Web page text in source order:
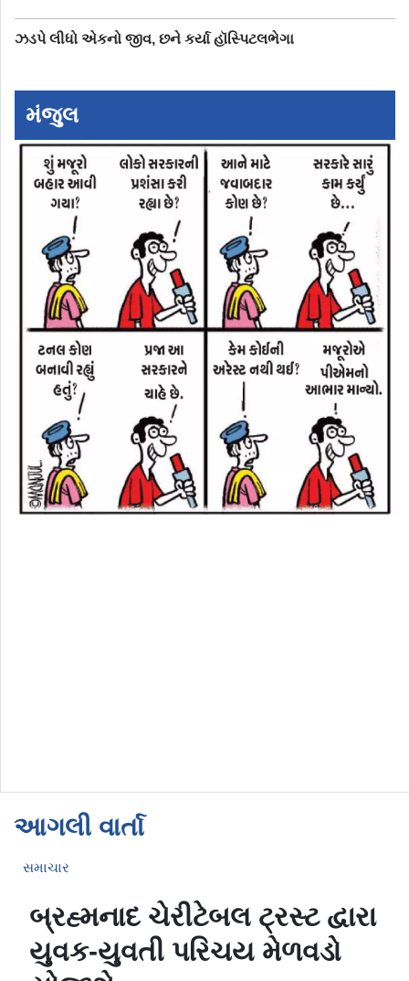
ઝડપે લીધો એકનો જીવ, છને કર્યા હૉસ્પિટલભેગા
મંજુલ
આગલી વાર્તા
સમાચાર
બ્રહ્મનાદ ચેરીટેબલ ટ્રસ્ટ દ્વારા
યુવક-યુવતી પરિચય મેળવડો